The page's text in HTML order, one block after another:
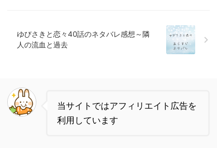
ゆびさきと恋々40話のネタバレ感想～隣
人の流血と過去
当サイトではアフィリエイト広告を
利用しています